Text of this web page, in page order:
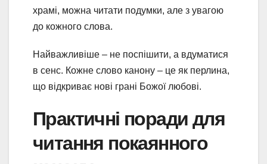
храмі, можна читати подумки, але з увагою
до кожного слова.
Найважливіше – не поспішити, а вдуматися
в сенс. Кожне слово канону – це як перлина,
що відкриває нові грані Божої любові.
Практичні поради для
читання покаянного